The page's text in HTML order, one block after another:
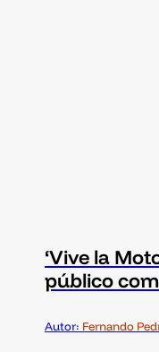
‘Vive la
público
Autor: Fernando